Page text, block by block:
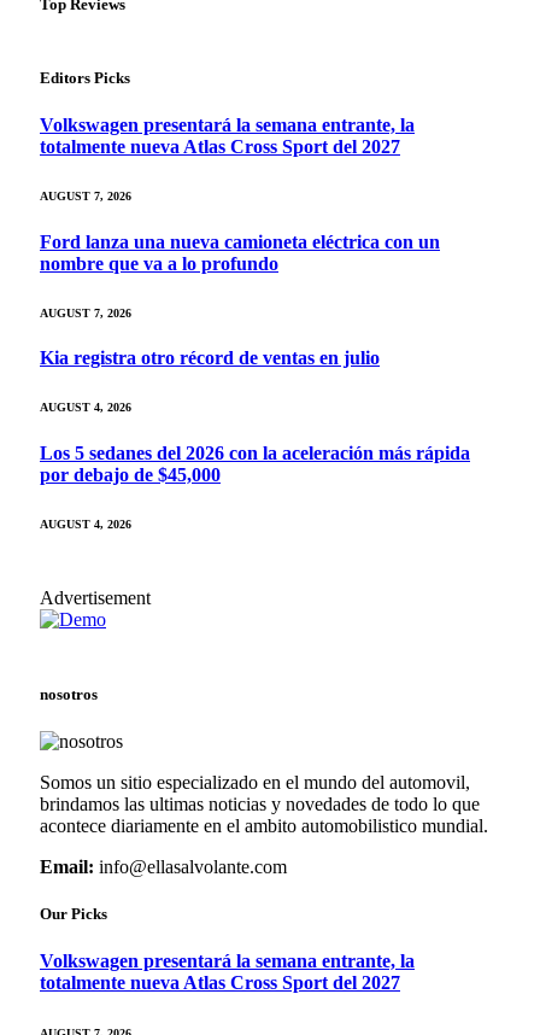
Top Reviews
Editors Picks
Volkswagen presentará la semana entrante, la
totalmente nueva Atlas Cross Sport del 2027
AUGUST 7, 2026
Ford lanza una nueva camioneta eléctrica con un
nombre que va a lo profundo
AUGUST 7, 2026
Kia registra otro récord de ventas en julio
AUGUST 4, 2026
Los 5 sedanes del 2026 con la aceleración más rápida
por debajo de $45,000
AUGUST 4, 2026
Advertisement
nosotros
Somos un sitio especializado en el mundo del automovil,
brindamos las ultimas noticias y novedades de todo lo que
acontece diariamente en el ambito automobilistico mundial.
Email: info@ellasalvolante.com
Our Picks
Volkswagen presentará la semana entrante, la
totalmente nueva Atlas Cross Sport del 2027